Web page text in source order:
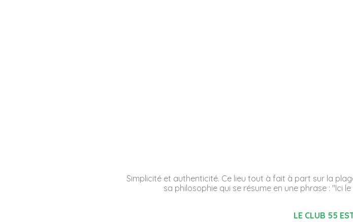
Simplicité et authenticité. Ce lieu tout à fait à part sur la
sa philosophie qui se résume en une phrase : "Ici
LE CLUB 55